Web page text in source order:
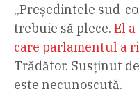
„Președintele sud-
trebuie să plece. El
care parlamentul a
Trădător. Susținut
este necunoscută.